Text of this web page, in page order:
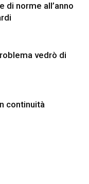
di norme all’anno
vedrò di
continuità